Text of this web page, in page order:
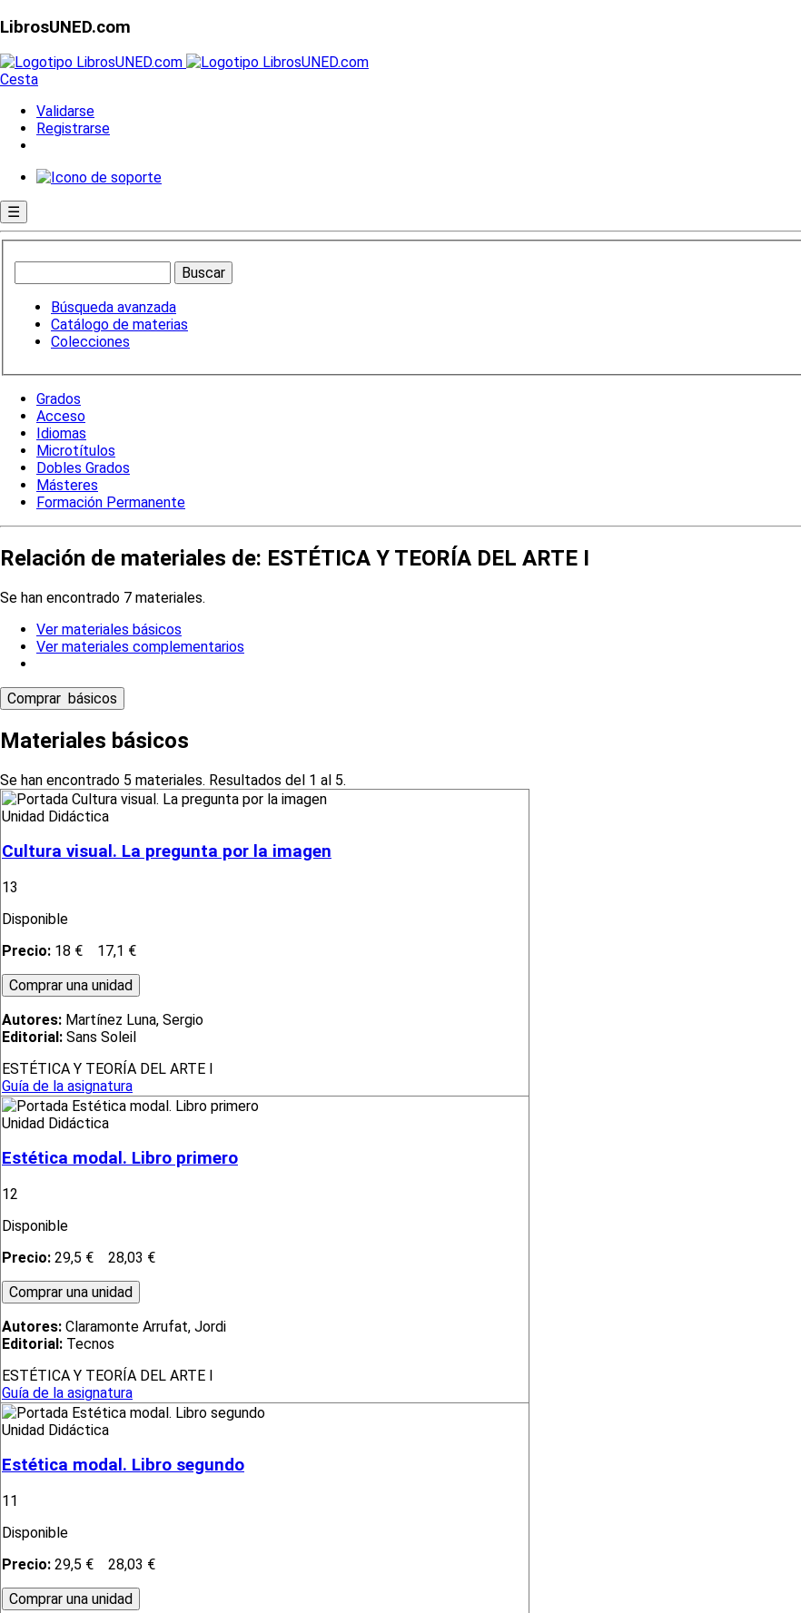
LibrosUNED.com
Cesta
Validarse
Registrarse
☰
Búsqueda avanzada
Catálogo de materias
Colecciones
Grados
Acceso
Idiomas
Microtítulos
Dobles Grados
Másteres
Formación Permanente
Relación de materiales de: ESTÉTICA Y TEORÍA DEL ARTE I
Se han encontrado 7 materiales.
Ver materiales básicos
Ver materiales complementarios
Materiales básicos
Se han encontrado 5 materiales. Resultados del 1 al 5.
Unidad Didáctica
Cultura visual. La pregunta por la imagen
13
Disponible
Precio: 18 € 17,1 €
Autores: Martínez Luna, Sergio
Editorial: Sans Soleil
ESTÉTICA Y TEORÍA DEL ARTE I
Guía de la asignatura
Unidad Didáctica
Estética modal. Libro primero
12
Disponible
Precio: 29,5 € 28,03 €
Autores: Claramonte Arrufat, Jordi
Editorial: Tecnos
ESTÉTICA Y TEORÍA DEL ARTE I
Guía de la asignatura
Unidad Didáctica
Estética modal. Libro segundo
11
Disponible
Precio: 29,5 € 28,03 €